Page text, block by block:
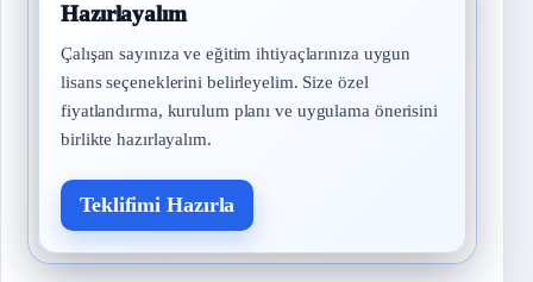
Hazırlayalım
Çalışan sayınıza ve eğitim ihtiyaçlarınıza uygun
lisans seçeneklerini belirleyelim. Size özel
fiyatlandırma, kurulum planı ve uygulama önerisini
birlikte hazırlayalım.
Teklifimi Hazırla